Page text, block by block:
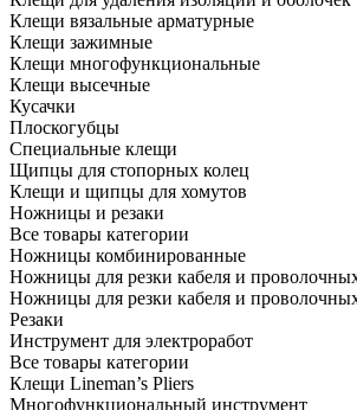
Клещи вязальные арматурные
Клещи зажимные
Клещи многофункциональные
Клещи высечные
Кусачки
Плоскогубцы
Специальные клещи
Щипцы для стопорных колец
Клещи и щипцы для хомутов
Ножницы и резаки
Все товары категории
Ножницы комбинированные
Ножницы для резки кабеля и
Ножницы для резки кабеля и
Резаки
Инструмент для электроработ
Все товары категории
Клещи Lineman’s Pliers
Многофункциональный инструмент